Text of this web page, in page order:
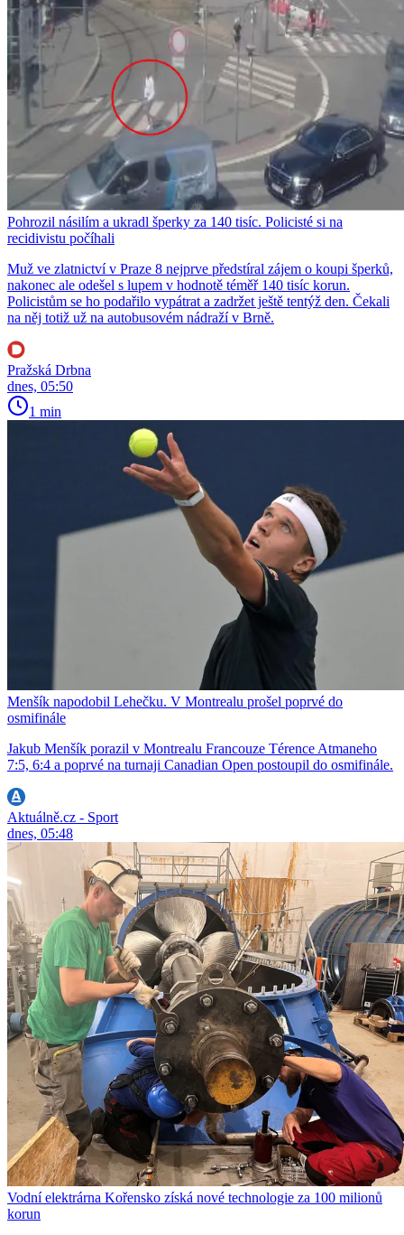
Pohrozil násilím a ukradl šperky za 140 tisíc. Policisté si na
recidivistu počíhali
Muž ve zlatnictví v Praze 8 nejprve předstíral zájem o koupi šperků,
nakonec ale odešel s lupem v hodnotě téměř 140 tisíc korun.
Policistům se ho podařilo vypátrat a zadržet ještě tentýž den. Čekali
na něj totiž už na autobusovém nádraží v Brně.
Pražská Drbna
dnes, 05:50
1 min
Menšík napodobil Lehečku. V Montrealu prošel poprvé do
osmifinále
Jakub Menšík porazil v Montrealu Francouze Térence Atmaneho
7:5, 6:4 a poprvé na turnaji Canadian Open postoupil do osmifinále.
Aktuálně.cz - Sport
dnes, 05:48
Vodní elektrárna Kořensko získá nové technologie za 100 milionů
korun